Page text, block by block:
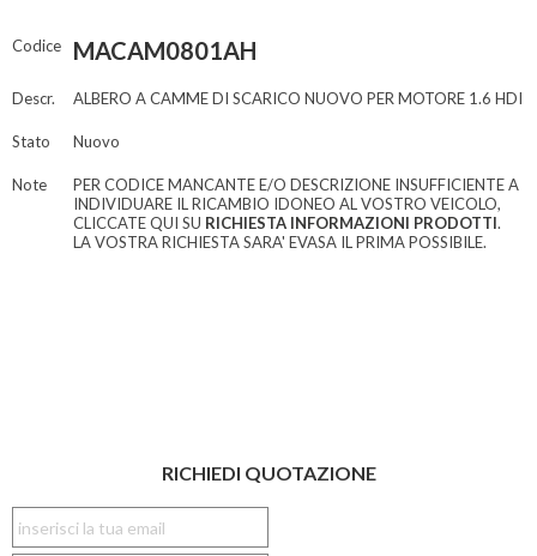
Codice MACAM0801AH
Descr. ALBERO A CAMME DI SCARICO NUOVO PER MOTORE 1.6 HDI
Stato Nuovo
Note
PER CODICE MANCANTE E/O DESCRIZIONE INSUFFICIENTE A
INDIVIDUARE IL RICAMBIO IDONEO AL VOSTRO VEICOLO,
CLICCATE QUI SU RICHIESTA INFORMAZIONI PRODOTTI.
LA VOSTRA RICHIESTA SARA' EVASA IL PRIMA POSSIBILE.
RICHIEDI QUOTAZIONE